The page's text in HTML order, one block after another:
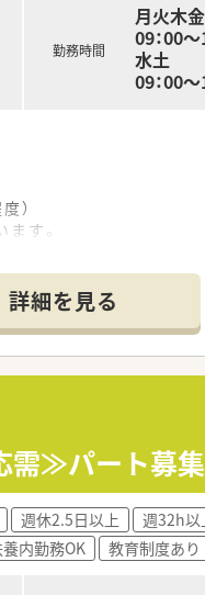
勤務時間
月火木金
09：00～
水土
09：00～
）
す。
／
にも配慮していただけま
談OK！
たいことは
的に在宅医療に取り組
ていますので、
りません！
誰かひとりに負担がか
ので、安心して勤務で
詳細を見る
需≫パート募
週休2.5日以上 週32h以
内勤務OK 教育制度あり